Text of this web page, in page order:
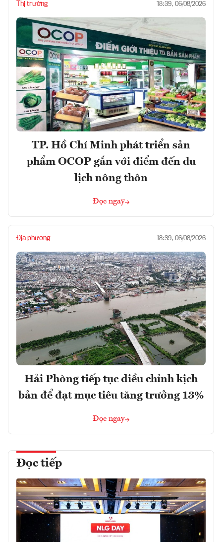
Thị trường 18:39, 06/08/2026
TP. Hồ Chí Minh phát triển sản
phẩm OCOP gắn với điểm đến du
lịch nông thôn
Đọc ngay
Địa phương 18:39, 06/08/2026
Hải Phòng tiếp tục điều chỉnh kịch
bản để đạt mục tiêu tăng trưởng 13%
Đọc ngay
Đọc tiếp